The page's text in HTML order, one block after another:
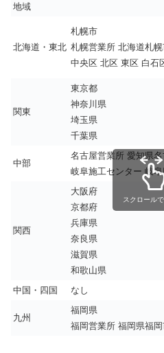
地域
北海道・東北
札幌市
札幌営業所 北海道札
中央区 北区 東区 白石
関東
東京都
神奈川県
埼玉県
千葉県
中部
名古屋営業所 愛知県
岐阜施工センター 岐
関西
大阪府
京都府
兵庫県
奈良県
滋賀県
和歌山県
中国・四国
なし
九州
福岡県
福岡営業所 福岡県福
スクロール